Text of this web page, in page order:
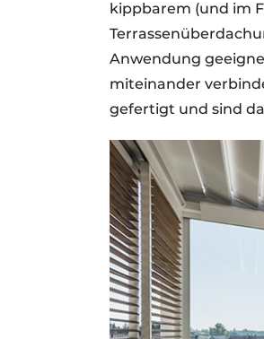
kippbarem (und im
Anwendung
miteinander
gefertigt und sind